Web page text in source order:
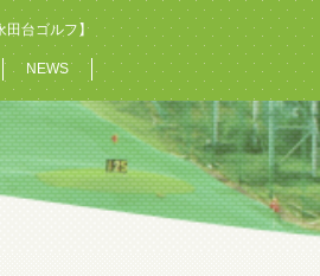
台ゴルフ】
NEWS